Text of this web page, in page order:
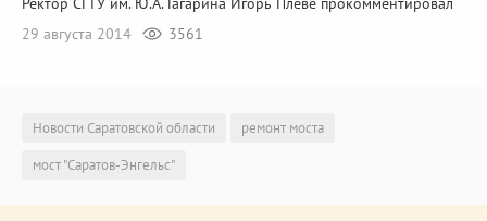
29 августа 2014
3561
Новости Саратовской области
ремонт моста
мост "Саратов-Энгельс"